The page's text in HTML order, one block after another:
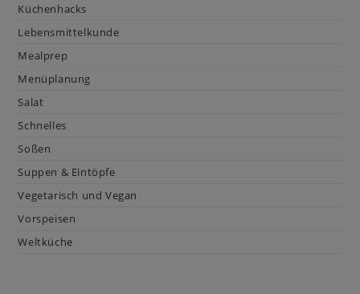
Küchenhacks
Lebensmittelkunde
Mealprep
Menüplanung
Salat
Schnelles
Soßen
Suppen & Eintöpfe
Vegetarisch und Vegan
Vorspeisen
Weltküche